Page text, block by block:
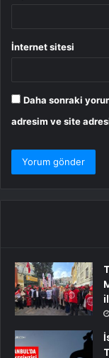
İnternet sitesi
Daha sonraki
adresim ve site